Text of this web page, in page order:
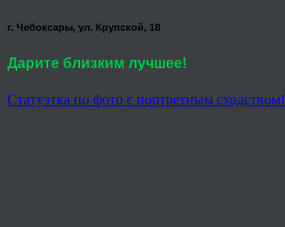
г. Чебоксары, ул. Крупской, 18
Дарите близким лучшее!
Статуэтка по фото с портретным сходством!